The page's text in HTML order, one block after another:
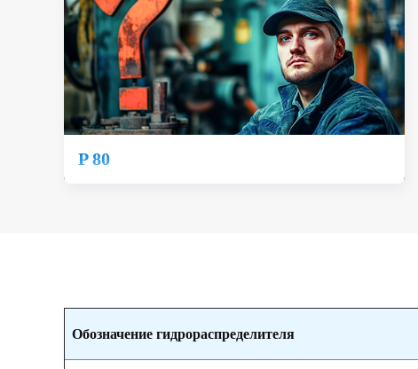
P 80
Обозначение гидрораспределителя